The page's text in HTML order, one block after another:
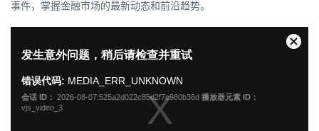
事件，掌握金融市场的最新动态和前沿趋势。